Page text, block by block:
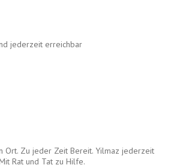
jederzeit erreichbar
Ort. Zu jeder Zeit Bereit. Yilmaz jederzeit
Rat und Tat zu Hilfe.